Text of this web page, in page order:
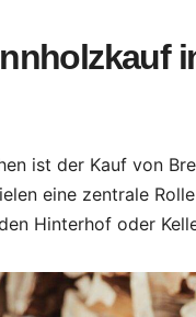
ist der Kauf von
eine zentrale
Hinterhof oder